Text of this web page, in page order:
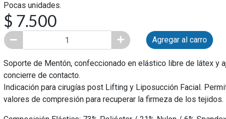
Pocas unidades.
$ 7.500
Agregar al carro
Soporte de Mentón, confeccionado en elástico libre de látex y
concierre de contacto.
Indicación para cirugías post Lifting y Liposucción Facial.
valores de compresión para recuperar la firmeza de los tejidos.